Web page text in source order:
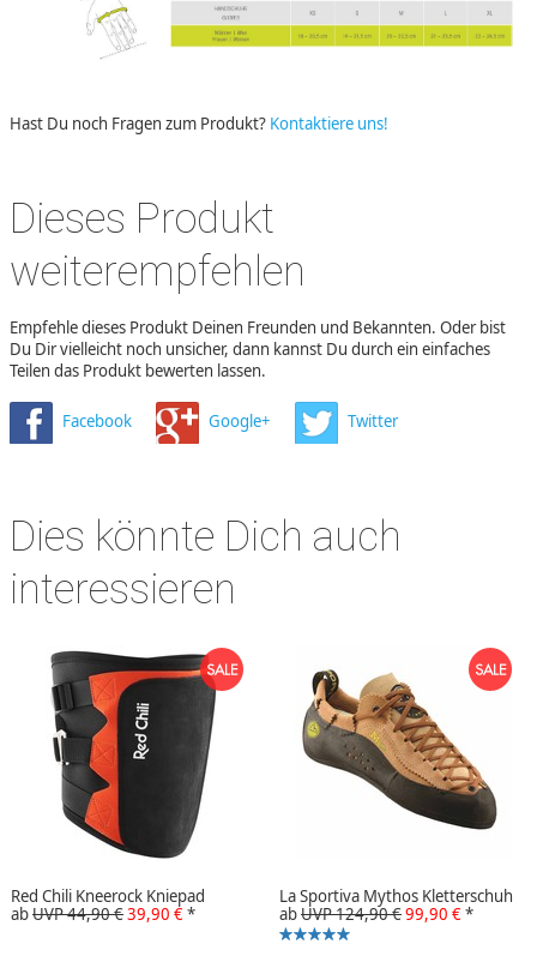
Hast Du noch Fragen zum Produkt? Kontaktiere uns!
Dieses Produkt
weiterempfehlen
Empfehle dieses Produkt Deinen Freunden und Bekannten. Oder bist
Du Dir vielleicht noch unsicher, dann kannst Du durch ein einfaches
Teilen das Produkt bewerten lassen.
Facebook Google+ Twitter
Dies könnte Dich auch
interessieren
Red Chili Kneerock Kniepad
abUVP 44,90 €39,90 €*
La Sportiva Mythos Kletterschuh
abUVP 124,90 €99,90 €*